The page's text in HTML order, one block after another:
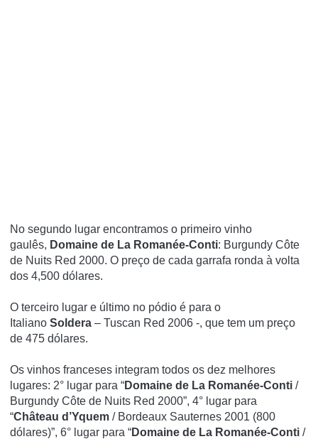
No segundo lugar encontramos o primeiro vinho
gaulês, Domaine de La Romanée-Conti: Burgundy Côte
de Nuits Red 2000. O preço de cada garrafa ronda à volta
dos 4,500 dólares.
O terceiro lugar e último no pódio é para o
Italiano Soldera – Tuscan Red 2006 -, que tem um preço
de 475 dólares.
Os vinhos franceses integram todos os dez melhores
lugares: 2° lugar para “Domaine de La Romanée-Conti /
Burgundy Côte de Nuits Red 2000”, 4° lugar para
“Château d’Yquem / Bordeaux Sauternes 2001 (800
dólares)”, 6° lugar para “Domaine de La Romanée-Conti /